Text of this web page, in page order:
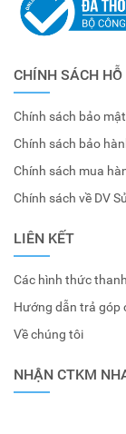
CHÍNH SÁCH HỖ
Chính sách bảo
Chính sách bảo
Chính sách mua
Chính sách về DV
LIÊN KẾT
Các hình thức
Hướng dẫn trả góp
Về chúng tôi
NHẬN CTKM